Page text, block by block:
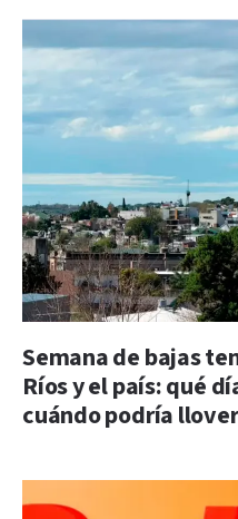
Semana de bajas
Ríos y el país: qué
cuándo podría llover